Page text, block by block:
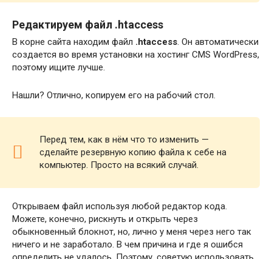
Редактируем файл .htaccess
В корне сайта находим файл .htaccess. Он автоматически
создается во время установки на хостинг CMS WordPress,
поэтому ищите лучше.
Нашли? Отлично, копируем его на рабочий стол.
Перед тем, как в нём что то изменить —
сделайте резервную копию файла к себе на
компьютер. Просто на всякий случай.
Открываем файл используя любой редактор кода.
Можете, конечно, рискнуть и открыть через
обыкновенный блокнот, но, лично у меня через него так
ничего и не заработало. В чем причина и где я ошибся